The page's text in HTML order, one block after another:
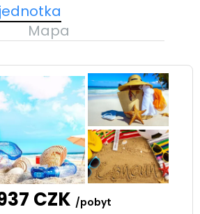
Mapa
CZK /pobyt